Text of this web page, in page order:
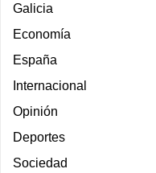
Galicia
Economía
España
Internacional
Opinión
Deportes
Sociedad